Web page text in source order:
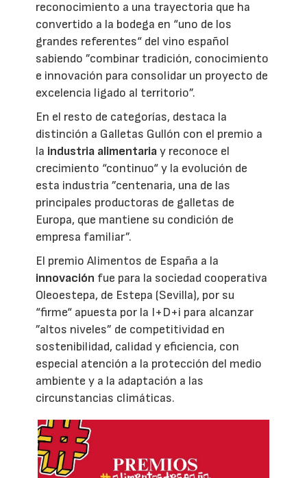
reconocimiento a una trayectoria que ha
convertido a la bodega en “uno de los
grandes referentes“ del vino español
sabiendo ”combinar tradición, conocimiento
e innovación para consolidar un proyecto de
excelencia ligado al territorio”.
En el resto de categorías, destaca la
distinción a Galletas Gullón con el premio a
la industria alimentariay reconoce el
crecimiento “continuo“ y la evolución de
esta industria ”centenaria, una de las
principales productoras de galletas de
Europa, que mantiene su condición de
empresa familiar”.
El premio Alimentos de España a la
innovación fue para la sociedad cooperativa
Oleoestepa, de Estepa (Sevilla), por su
“firme“ apuesta por la I+D+i para alcanzar
”altos niveles” de competitividad en
sostenibilidad, calidad y eficiencia, con
especial atención a la protección del medio
ambiente y a la adaptación a las
circunstancias climáticas.